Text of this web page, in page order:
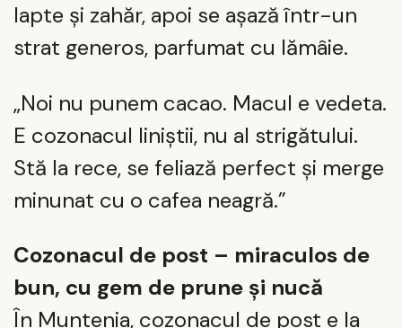
lapte și zahăr, apoi se așază într-un
strat generos, parfumat cu lămâie.
„Noi nu punem cacao. Macul e vedeta.
E cozonacul liniștii, nu al strigătului.
Stă la rece, se feliază perfect și merge
minunat cu o cafea neagră.”
Cozonacul de post – miraculos de
bun, cu gem de prune și nucă
În Muntenia, cozonacul de post e la